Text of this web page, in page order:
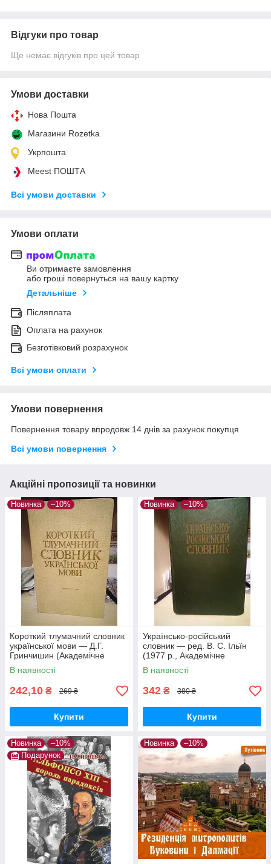
Відгуки про товар
Ще немає відгуків про цей товар
Умови доставки
Нова Пошта
Магазини Rozetka
Укрпошта
Meest ПОШТА
Всі умови доставки
Умови оплати
Ви отримаєте замовлення
або гроші повернуться на вашу картку
Детальніше
Післяплата
Оплата на рахунок
Безготівковий розрахунок
Всі умови оплати
Умови повернення
Повернення товару впродовж 14 днів за рахунок покупця
Всі умови повернення
Акційні пропозиції та новинки
Новинка –10%
Короткий тлумачний словник
української мови — Д.Г.
Гринчишин (Академічне
видання, тверда обкладинка)
В наявності
242,10 ₴ 269 ₴
Купити
Новинка –10%
Українсько-російський
словник — ред. В. С. Ільїн
(1977 р., Академічне
видання, Тверда обкладинка)
В наявності
342 ₴ 380 ₴
Купити
Новинка
–10%
Подарунок
Новинка –10%